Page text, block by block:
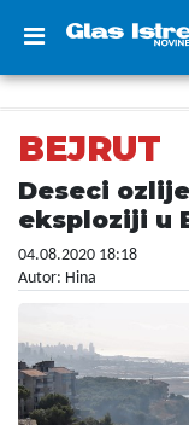
BEJRUT
Deseci
eksploziji u
04.08.2020 18:18
Autor: Hina